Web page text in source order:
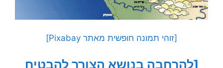
[זוהי תמונה חופשית מאתר Pixabay]
[להרחבה בנושא הצורך להבטיח